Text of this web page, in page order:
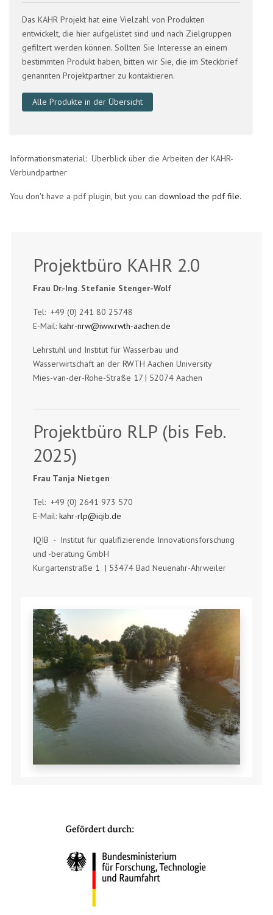
Das KAHR Projekt hat eine Vielzahl von Produkten
entwickelt, die hier aufgelistet sind und nach Zielgruppen
gefiltert werden können. Sollten Sie Interesse an einem
bestimmten Produkt haben, bitten wir Sie, die im Steckbrief
genannten Projektpartner zu kontaktieren.
Alle Produkte in der Übersicht
Informationsmaterial: Überblick über die Arbeiten der KAHR-
Verbundpartner
You don't have a pdf plugin, but you candownload the pdf file.
Projektbüro KAHR 2.0
Frau Dr.-Ing. Stefanie Stenger-Wolf
Tel: +49 (0) 241 80 25748
E-Mail:kahr-nrw@iww.rwth-aachen.de
Lehrstuhl und Institut für Wasserbau und
Wasserwirtschaft an der RWTH Aachen University
Mies-van-der-Rohe-Straße 17 | 52074 Aachen
Projektbüro RLP (bis Feb.
2025)
Frau Tanja Nietgen
Tel: +49 (0) 2641 973 570
E-Mail:kahr-rlp@iqib.de
IQIB - Institut für qualifizierende Innovationsforschung
und -beratung GmbH
Kurgartenstraße 1 | 53474 Bad Neuenahr-Ahrweiler